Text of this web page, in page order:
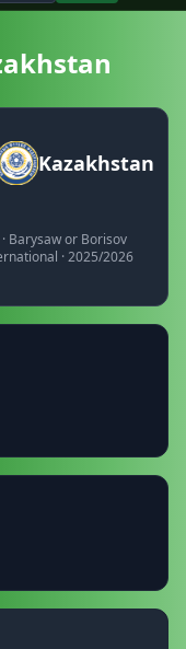
Kazakhstan
Barysaw or Borisov
· 2025/2026